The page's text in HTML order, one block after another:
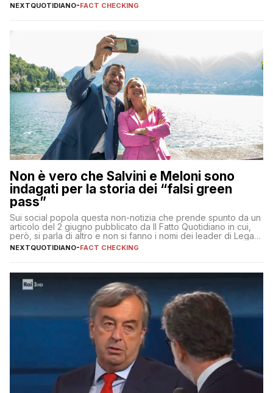
NEXTQUOTIDIANO-FACT CHECKING
Non è vero che Salvini e Meloni sono
indagati per la storia dei “falsi green
pass”
Sui social popola questa non-notizia che prende spunto da un
articolo del 2 giugno pubblicato da Il Fatto Quotidiano in cui,
però, si parla di altro e non si fanno i nomi dei leader di Lega e
Fratelli d’Italia
NEXTQUOTIDIANO-FACT CHECKING